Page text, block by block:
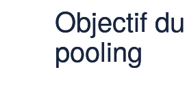
Objectif
pooling